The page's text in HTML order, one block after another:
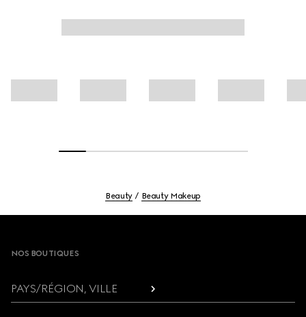
Beauty Beauty Makeup
NOS BOUTIQUES
PAYS/RÉGION, VILLE